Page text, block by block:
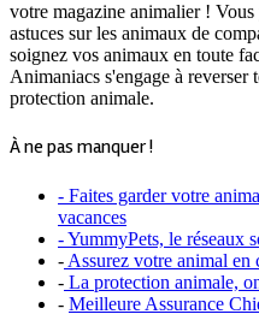
votre magazine animalier !
astuces sur les animaux de
soignez vos animaux en toute
Animaniacs s'engage à reverser
protection animale.
À ne pas manquer !
- Faites garder votre
vacances
- YummyPets, le réseaux
- Assurez votre animal en
- La protection animale,
- Meilleure Assurance